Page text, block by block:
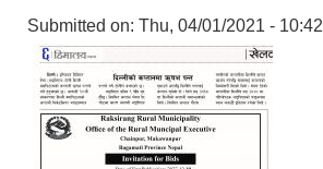
Submitted on: Thu, 04/01/2021 - 10:42